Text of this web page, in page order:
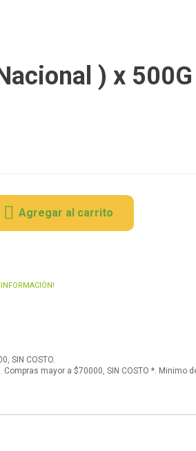
) x 500G
Agregar al carrito
SIN COSTO.
Compras mayor a $70000, SIN COSTO *. Minimo